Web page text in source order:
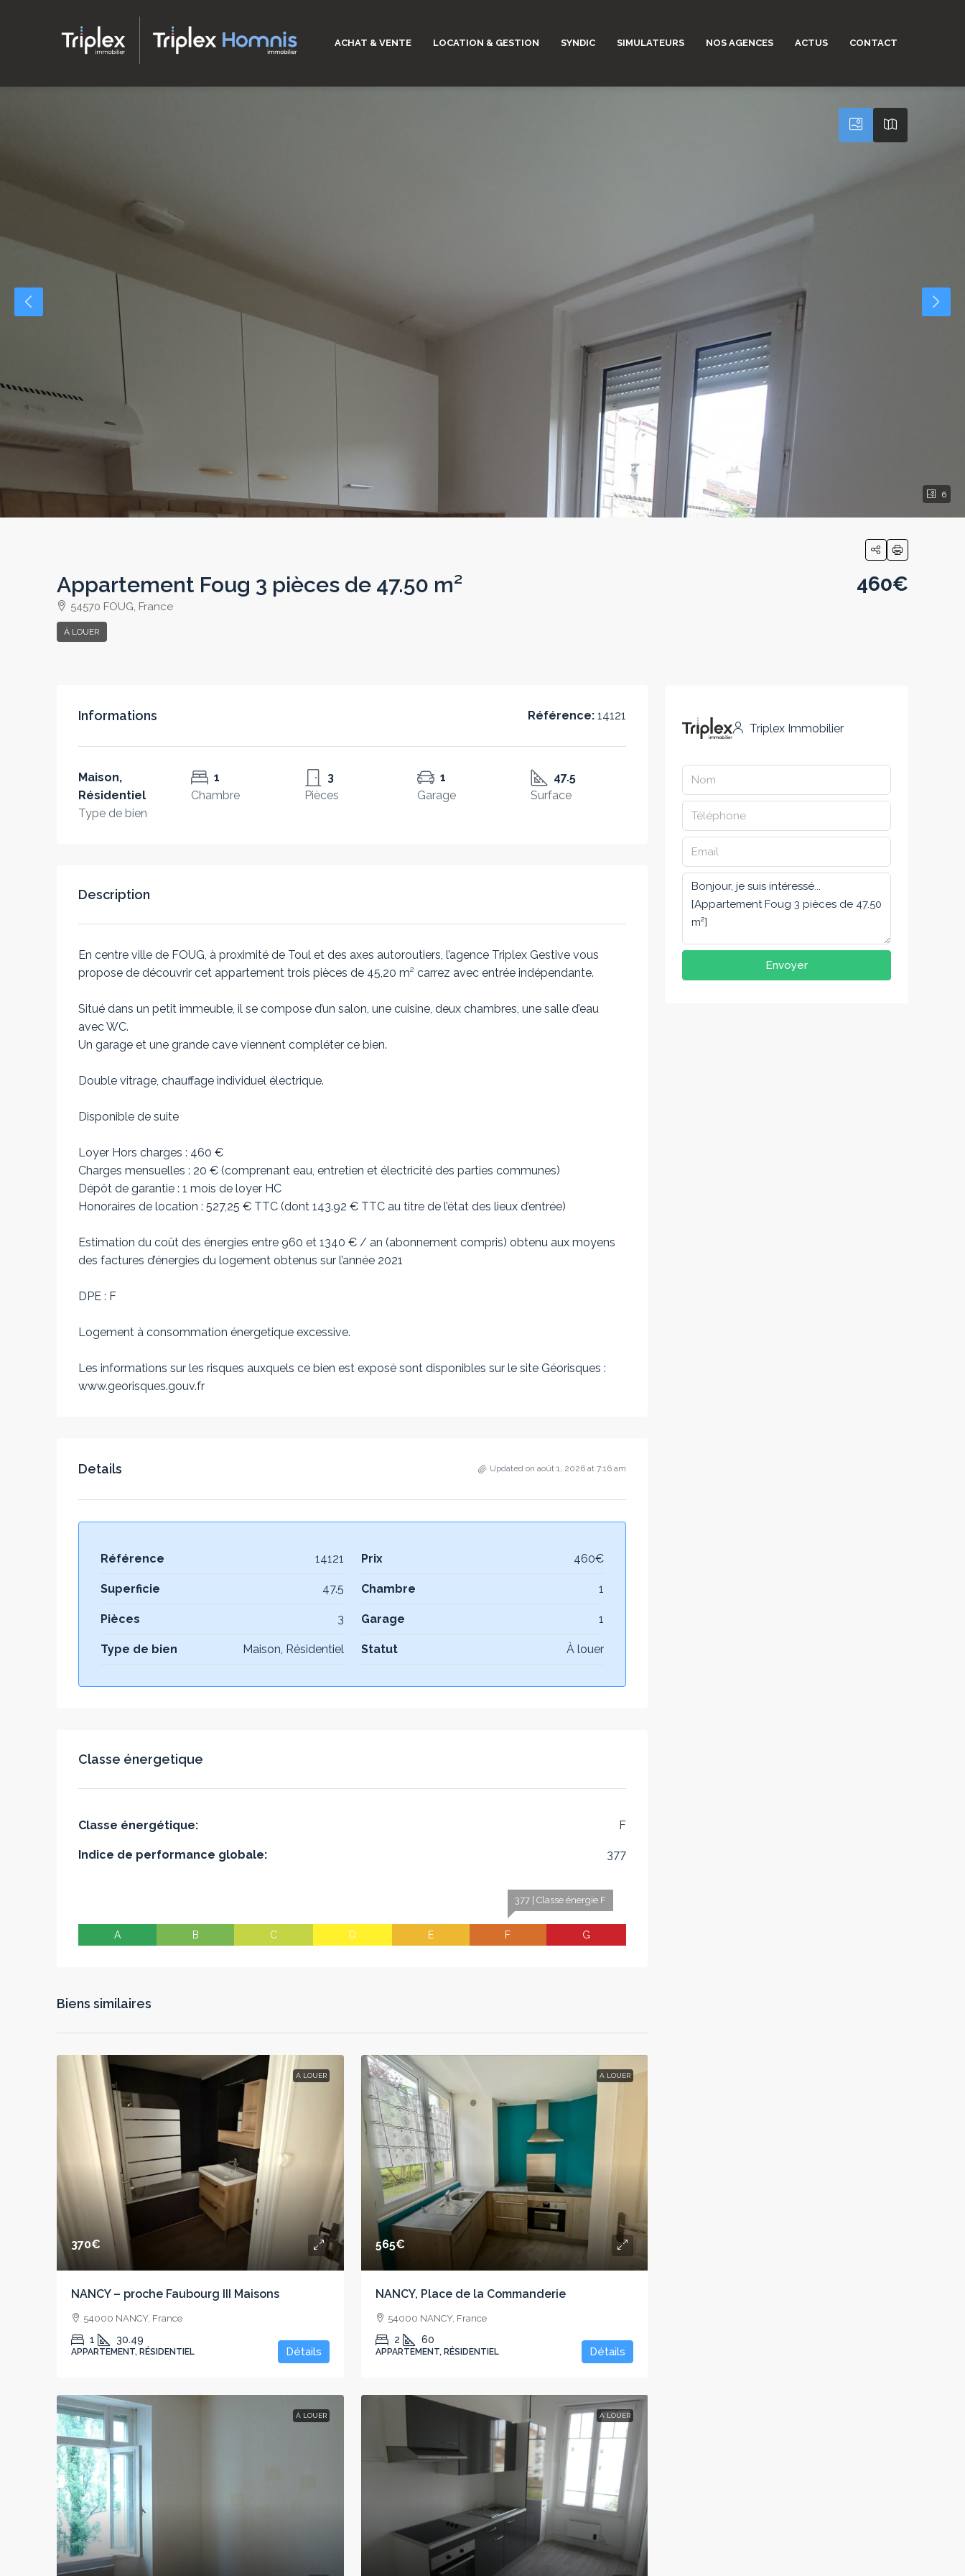
ACHAT & VENTE LOCATION & GESTION SYNDIC SIMULATEURS NOS AGENCES ACTUS CONTACT
6
Appartement Foug 3 pièces de 47.50 m²
54570 FOUG, France
À LOUER
460€
Informations Référence: 14121
Maison,
Résidentiel
Type de bien
1
Chambre
3
Pièces
1
Garage
47.5
Surface
Description
En centre ville de FOUG, à proximité de Toul et des axes autoroutiers, l’agence Triplex Gestive vous
propose de découvrir cet appartement trois pièces de 45,20 m² carrez avec entrée indépendante.
Situé dans un petit immeuble, il se compose d’un salon, une cuisine, deux chambres, une salle d’eau
avec WC.
Un garage et une grande cave viennent compléter ce bien.
Double vitrage, chauffage individuel électrique.
Disponible de suite
Loyer Hors charges : 460 €
Charges mensuelles : 20 € (comprenant eau, entretien et électricité des parties communes)
Dépôt de garantie : 1 mois de loyer HC
Honoraires de location : 527,25 € TTC (dont 143.92 € TTC au titre de l’état des lieux d’entrée)
Estimation du coût des énergies entre 960 et 1340 € / an (abonnement compris) obtenu aux moyens
des factures d’énergies du logement obtenus sur l’année 2021
DPE : F
Logement à consommation énergetique excessive.
Les informations sur les risques auxquels ce bien est exposé sont disponibles sur le site Géorisques :
www.georisques.gouv.fr
Details Updated on août 1, 2026 at 7:16 am
Référence 14121 Prix 460€
Superficie 47.5 Chambre 1
Pièces 3 Garage 1
Type de bien Maison, Résidentiel Statut À louer
Classe énergetique
Classe énergétique: F
Indice de performance globale: 377
A B C D E
377 | Classe énergie F
F G
Biens similaires
À LOUER
370€
NANCY – proche Faubourg III Maisons
54000 NANCY, France
1 30.49
APPARTEMENT, RÉSIDENTIEL Détails
À LOUER
565€
NANCY, Place de la Commanderie
54000 NANCY, France
2 60
APPARTEMENT, RÉSIDENTIEL Détails
À LOUER À LOUER
Triplex Immobilier
Envoyer